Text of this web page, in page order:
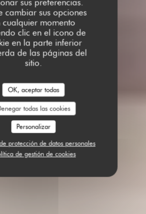
sus preferencias.
cambiar sus opciones
cualquier momento
clic en el icono de
en la parte inferior
de las páginas del
sitio.
OK, aceptar todas
todas las cookies
Personalizar
protección de datos personales
de gestión de cookies